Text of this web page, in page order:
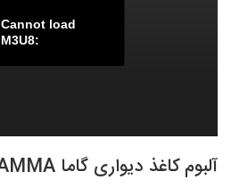
Cannot load
M3U8:
آلبوم کاغذ دیواری گاما GAMMA